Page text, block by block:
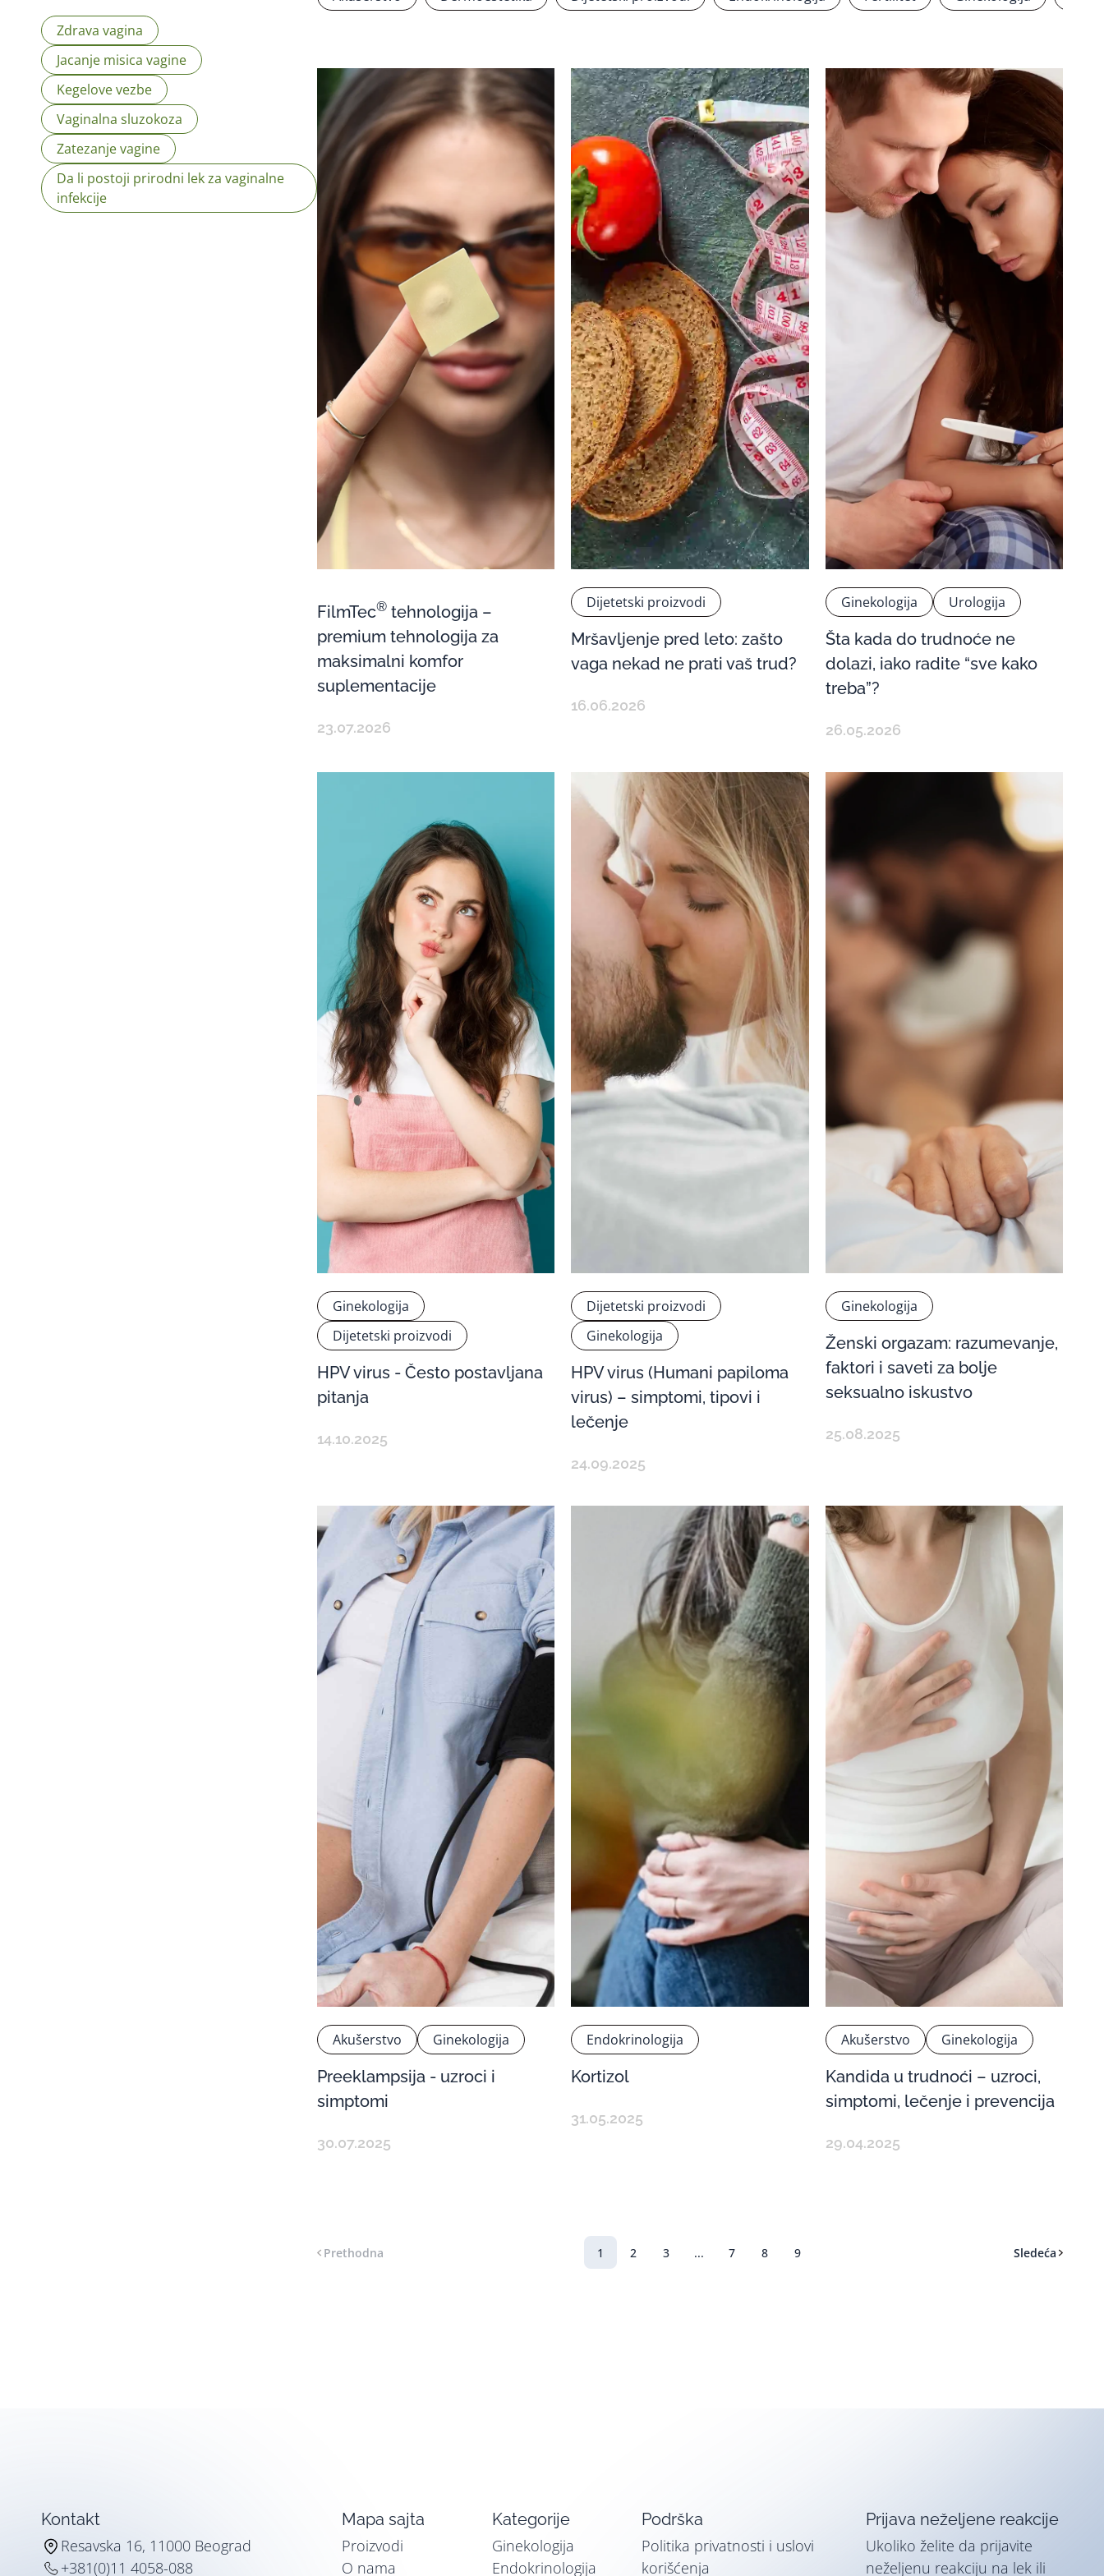
Zdrava vagina
Jacanje misica vagine
Kegelove vezbe
Vaginalna sluzokoza
Zatezanje vagine
Da li postoji prirodni lek za vaginalne
infekcije
FilmTec® tehnologija –
premium tehnologija za
maksimalni komfor
suplementacije
23.07.2026
Dijetetski proizvodi
Mršavljenje pred leto: zašto
vaga nekad ne prati vaš trud?
16.06.2026
Ginekologija Urologija
Šta kada do trudnoće ne
dolazi, iako radite “sve kako
treba”?
26.05.2026
Ginekologija
Dijetetski proizvodi
HPV virus - Često postavljana
pitanja
14.10.2025
Dijetetski proizvodi
Ginekologija
HPV virus (Humani papiloma
virus) – simptomi, tipovi i
lečenje
24.09.2025
Ginekologija
Ženski orgazam: razumevanje,
faktori i saveti za bolje
seksualno iskustvo
25.08.2025
Akušerstvo Ginekologija
Preeklampsija - uzroci i
simptomi
30.07.2025
Endokrinologija
Kortizol
31.05.2025
Akušerstvo Ginekologija
Kandida u trudnoći – uzroci,
simptomi, lečenje i prevencija
29.04.2025
Prethodna 1 2 3 ... 7 8 9 Sledeća
Kontakt
Resavska 16, 11000 Beograd
+381(0)11 4058-088
Mapa sajta
Proizvodi
O nama
Kategorije
Ginekologija
Endokrinologija
Podrška
Politika privatnosti i uslovi
korišćenja
Prijava neželjene reakcije
Ukoliko želite da prijavite
neželjenu reakciju na lek ili